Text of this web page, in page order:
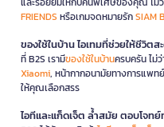
FRIENDS หรือเกมจดหมายรักSIAM
ของใช้ในบ้าน ไอเทมที่ช่วยให้ชีวิต
ที่ B2S เรามีของใช้ในบ้านครบครัน ไม่
Xiaomi, หน้ากากอนามัยทางการแพทย์
ให้คุณเลือกสรร
ไอทีและแก็ดเจ็ต ล้ำสมัย ตอบโจท